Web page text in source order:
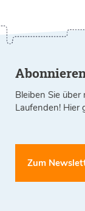
Bleiben Sie
Laufenden! Hier
Zum